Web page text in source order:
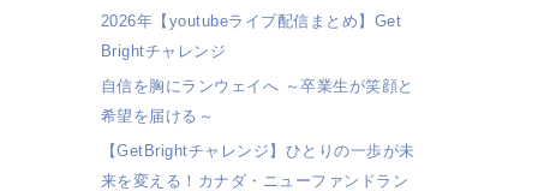
2026年【youtubeライブ配信まとめ】Get
Brightチャレンジ
自信を胸にランウェイへ ～卒業生が笑顔と
希望を届ける～
【GetBrightチャレンジ】ひとりの一歩が未
来を変える！カナダ・ニューファンドラン